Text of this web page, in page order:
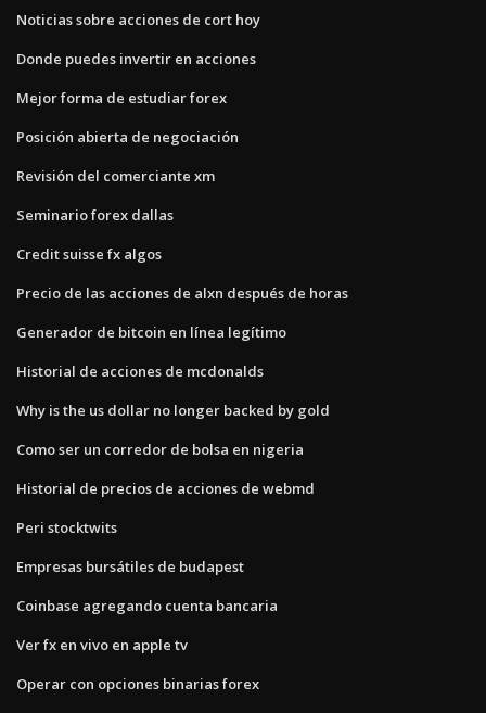
Noticias sobre acciones de cort hoy
Donde puedes invertir en acciones
Mejor forma de estudiar forex
Posición abierta de negociación
Revisión del comerciante xm
Seminario forex dallas
Credit suisse fx algos
Precio de las acciones de alxn después de horas
Generador de bitcoin en línea legítimo
Historial de acciones de mcdonalds
Why is the us dollar no longer backed by gold
Como ser un corredor de bolsa en nigeria
Historial de precios de acciones de webmd
Peri stocktwits
Empresas bursátiles de budapest
Coinbase agregando cuenta bancaria
Ver fx en vivo en apple tv
Operar con opciones binarias forex